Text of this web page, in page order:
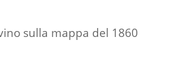
sulla mappa del 1860